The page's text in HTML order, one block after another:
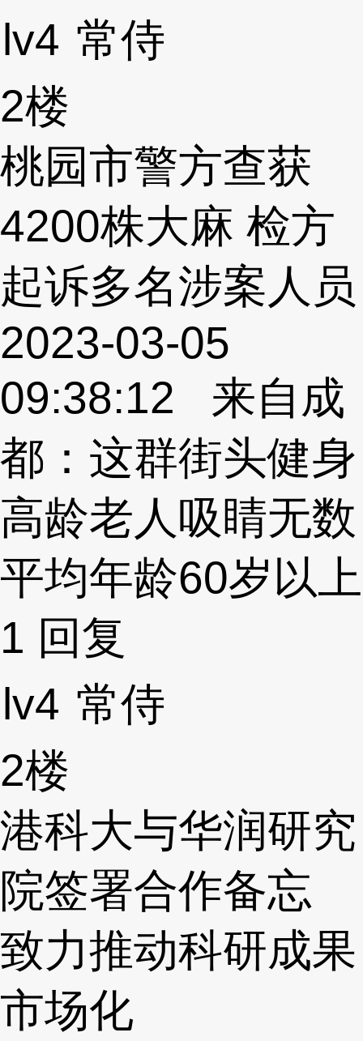
lv4 常侍
2楼
桃园市警方查获
4200株大麻 检方
起诉多名涉案人员
2023-03-05
09:38:12 来自成
都：这群街头健身
高龄老人吸睛无数
平均年龄60岁以上
1 回复
lv4 常侍
2楼
港科大与华润研究
院签署合作备忘
致力推动科研成果
市场化